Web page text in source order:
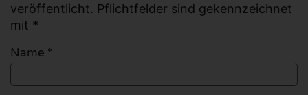
veröffentlicht. Pflichtfelder sind gekennzeichnet
mit *
Name *